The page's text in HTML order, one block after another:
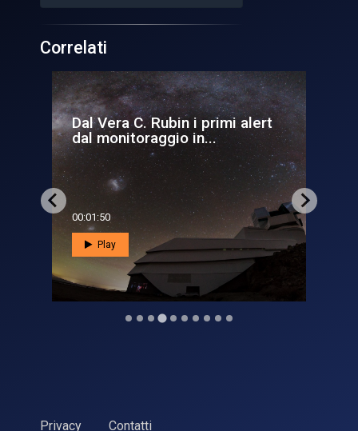
Correlati
Con Vega C e Sentinel-1C
l’Italia è di nuovo in orbita
00:08:40
Play
Privacy Contatti